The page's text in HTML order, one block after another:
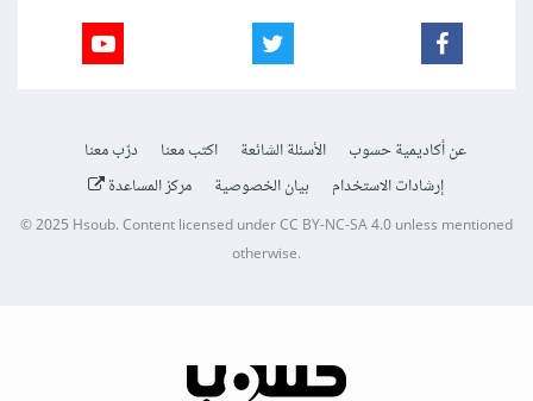
عن أكاديمية حسوب الأسئلة الشائعة اكتب معنا
درّب معنا
إرشادات الاستخدام
بيان الخصوصية مركز المساعدة
© 2025Hsoub.Content licensed underCC BY-NC-SA 4.0unless mentioned
otherwise.